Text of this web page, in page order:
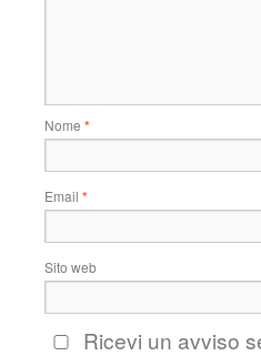
Nome *
Email *
Sito web
Ricevi un avviso